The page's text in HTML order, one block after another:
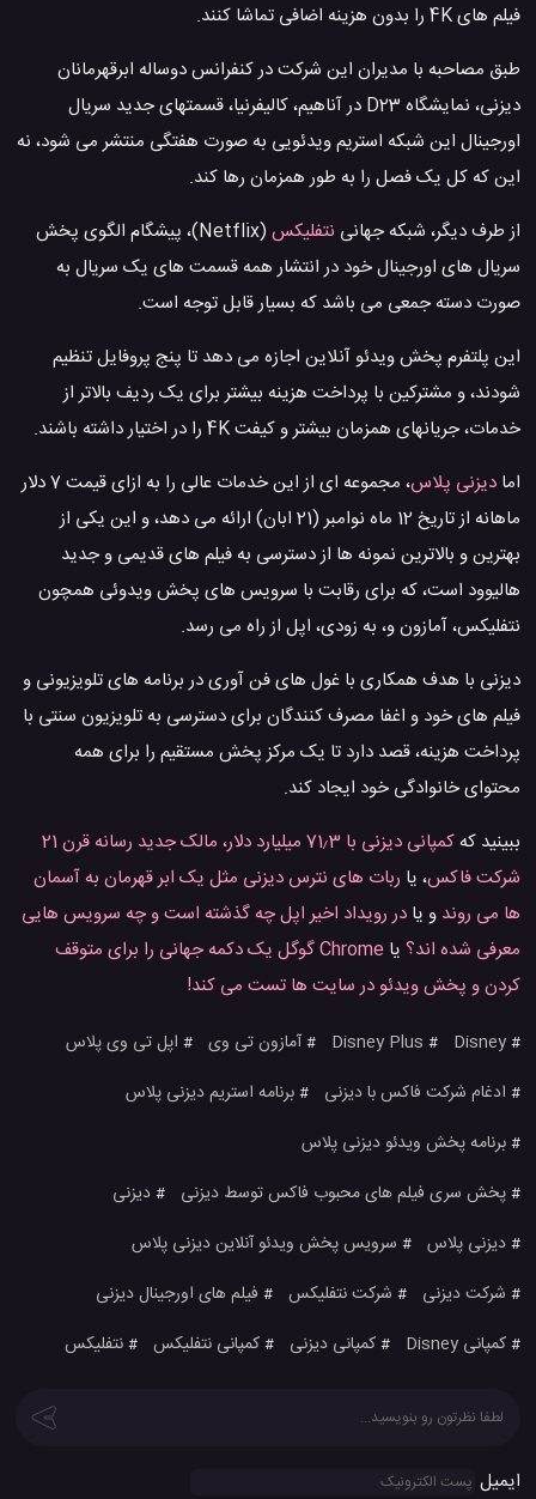
فیلم های 4K را بدون هزینه اضافی تماشا کنند.
طبق مصاحبه با مدیران این شرکت در کنفرانس دوساله ابرقهرمانان
دیزنی، نمایشگاه D23 در آناهیم، کالیفرنیا، قسمتهای جدید سریال
اورجینال این شبکه استریم ویدئویی به صورت هفتگی منتشر می شود، نه
این که کل یک فصل را به طور همزمان رها کند.
از طرف دیگر، شبکه جهانی نتفلیکس
(Netflix)، پیشگام الگوی پخش
سریال های اورجینال خود در انتشار همه قسمت های یک سریال به
صورت دسته جمعی می باشد که بسیار قابل توجه است.
این پلتفرم پخش ویدئو آنلاین اجازه می دهد تا پنج پروفایل تنظیم
شودند، و مشترکین با پرداخت هزینه بیشتر برای یک ردیف بالاتر از
خدمات، جریانهای همزمان بیشتر و کیفت 4K را در اختیار داشته باشند.
اما دیزنی پلاس
، مجموعه ای از این خدمات عالی را به ازای قیمت 7 دلار
ماهانه از تاریخ 12 ماه نوامبر (21 ابان) ارائه می دهد، و این یکی از
بهترین و بالاترین نمونه ها از دسترسی به فیلم های قدیمی و جدید
هالیوود است، که برای رقابت با سرویس های پخش ویدوئی همچون
نتفلیکس، آمازون و، به زودی، اپل از راه می رسد.
دیزنی با هدف همکاری با غول های فن آوری در برنامه های تلویزیونی و
فیلم های خود و اغفا مصرف کنندگان برای دسترسی به تلویزیون سنتی با
پرداخت هزینه، قصد دارد تا یک مرکز پخش مستقیم را برای همه
محتوای خانوادگی خود ایجاد کند.
ببینید که
کمپانی دیزنی با 71٫3 میلیارد دلار، مالک جدید رسانه قرن 21
شرکت فاکس، یا ربات های نترس دیزنی مثل یک ابر قهرمان به آسمان
ها می روند و یا در رویداد اخیر اپل چه گذشته است و چه سرویس هایی
معرفی شده اند؟ یا
Chrome گوگل یک دکمه جهانی را برای متوقف
کردن و پخش ویدئو در سایت ها تست می کند!
#
Disney
#
Disney Plus
# آمازون تی وی # اپل تی وی پلاس
# ادغام شرکت فاکس با دیزنی # برنامه استریم دیزنی پلاس
# برنامه پخش ویدئو دیزنی پلاس
# پخش سری فیلم های محبوب فاکس توسط دیزنی # دیزنی
# دیزنی پلاس # سرویس پخش ویدئو آنلاین دیزنی پلاس
# شرکت دیزنی # شرکت نتفلیکس # فیلم های اورجینال دیزنی
# کمپانی Disney # کمپانی دیزنی # کمپانی نتفلیکس # نتفلیکس
ایمیل